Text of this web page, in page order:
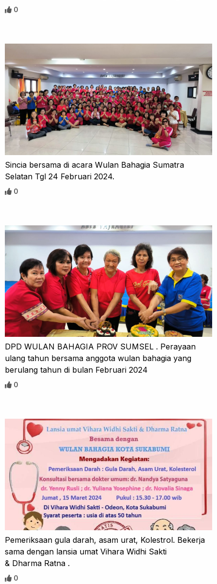
0
Sincia bersama di acara Wulan Bahagia Sumatra
Selatan Tgl 24 Februari 2024.
0
DPD WULAN BAHAGIA PROV SUMSEL . Perayaan
ulang tahun bersama anggota wulan bahagia yang
berulang tahun di bulan Februari 2024
0
Pemeriksaan gula darah, asam urat, Kolestrol. Bekerja
sama dengan lansia umat Vihara Widhi Sakti
& Dharma Ratna .
0